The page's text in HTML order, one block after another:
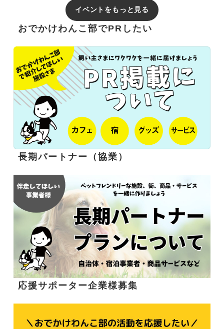
イベントをもっと見る
おでかけわんこ部でPRしたい
長期パートナー（協業）
応援サポーター企業様募集